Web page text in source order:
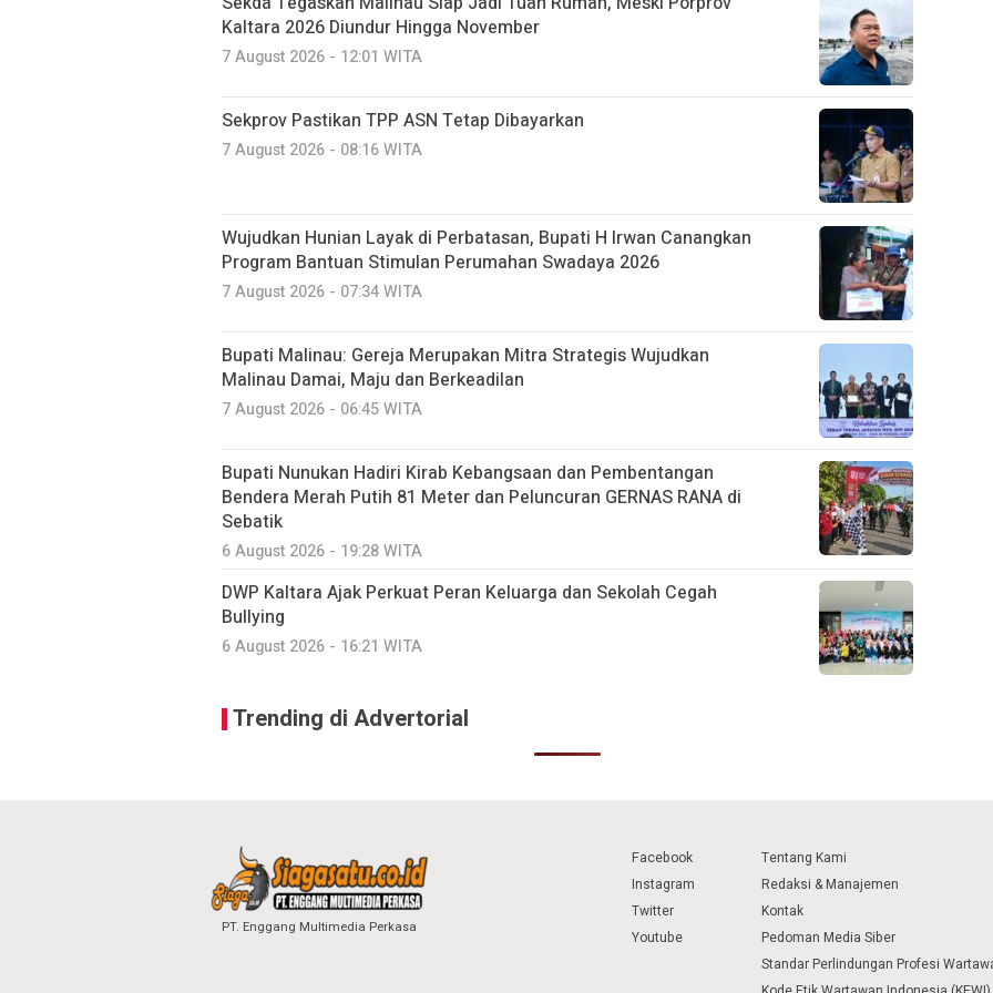
Kaltara 2026 Diundur Hingga November
7 August 2026 - 12:01 WITA
Sekprov Pastikan TPP ASN Tetap Dibayarkan
7 August 2026 - 08:16 WITA
Wujudkan Hunian Layak di Perbatasan, Bupati H Irwan Canangkan
Program Bantuan Stimulan Perumahan Swadaya 2026
7 August 2026 - 07:34 WITA
Bupati Malinau: Gereja Merupakan Mitra Strategis Wujudkan
Malinau Damai, Maju dan Berkeadilan
7 August 2026 - 06:45 WITA
Bupati Nunukan Hadiri Kirab Kebangsaan dan Pembentangan
Bendera Merah Putih 81 Meter dan Peluncuran GERNAS RANA di
Sebatik
6 August 2026 - 19:28 WITA
DWP Kaltara Ajak Perkuat Peran Keluarga dan Sekolah Cegah
Bullying
6 August 2026 - 16:21 WITA
Trending di Advertorial
PT. Enggang Multimedia Perkasa
Facebook
Instagram
Twitter
Youtube
Tentang Kami
Redaksi & Manajemen
Kontak
Pedoman Media Siber
Standar Perlindungan Profesi